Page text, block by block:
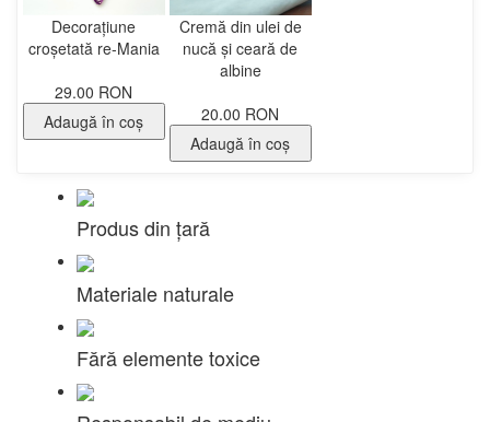
Decorațiune
croșetată re-Mania
29.00 RON
Adaugă în coş
Cremă din ulei de
nucă și ceară de
albine
20.00 RON
Adaugă în coş
Produs din țară
Materiale naturale
Fără elemente toxice